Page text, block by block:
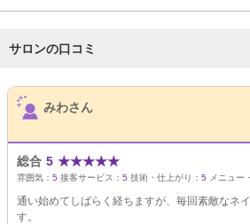
サロンの口コミ
サロンPick Up
みわさん
総合 5 ★★★★★
雰囲気： 5 接客サービス： 5 技術・仕上がり： 5 メニュー
通い始めてしばらく経ちますが、毎回素敵なネ
す。